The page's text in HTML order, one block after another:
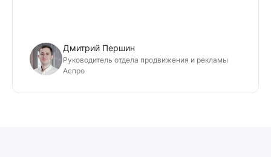
Дмитрий Першин
Руководитель отдела продвижения и рекламы
Аспро